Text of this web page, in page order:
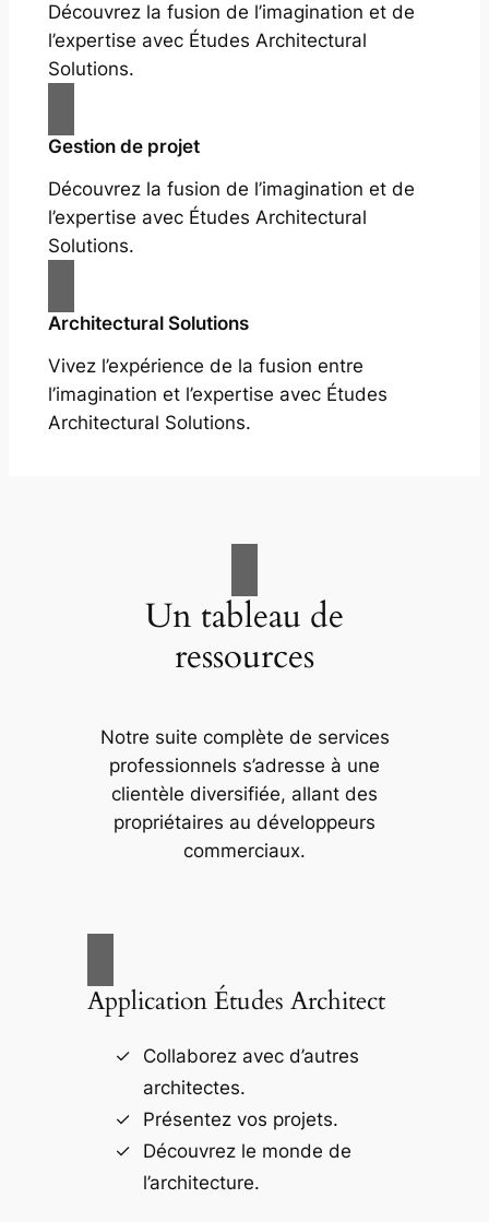
Découvrez la fusion de l’imagination et de
l’expertise avec Études Architectural
Solutions.
Gestion de projet
Découvrez la fusion de l’imagination et de
l’expertise avec Études Architectural
Solutions.
Architectural Solutions
Vivez l’expérience de la fusion entre
l’imagination et l’expertise avec Études
Architectural Solutions.
Un tableau de
ressources
Notre suite complète de services
professionnels s’adresse à une
clientèle diversifiée, allant des
propriétaires au développeurs
commerciaux.
Application Études Architect
Collaborez avec d’autres
architectes.
Présentez vos projets.
Découvrez le monde de
l’architecture.